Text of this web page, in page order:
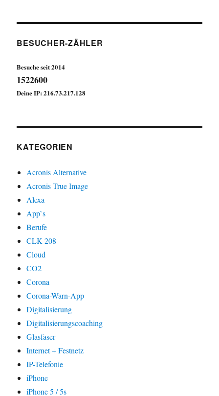
BESUCHER-ZÄHLER
Besuche seit 2014
1522600
Deine IP: 216.73.217.128
KATEGORIEN
Acronis Alternative
Acronis True Image
Alexa
App`s
Berufe
CLK 208
Cloud
CO2
Corona
Corona-Warn-App
Digitalisierung
Digitalisierungscoaching
Glasfaser
Internet + Festnetz
IP-Telefonie
iPhone
iPhone 5 / 5s